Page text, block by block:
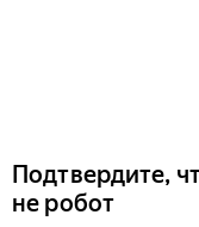
Подтвердите,
не робот